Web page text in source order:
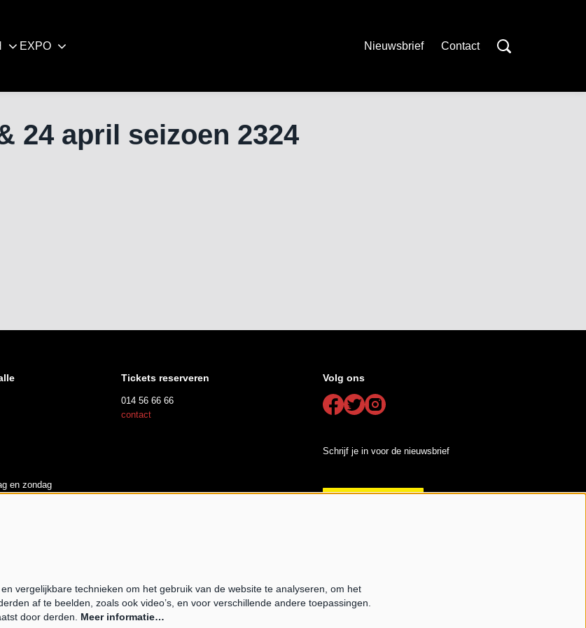
EXPO Nieuwsbrief Contact
24 april seizoen 2324
en zondag
Tickets reserveren
014 56 66 66
contact
Volg ons
Schrijf je in voor de nieuwsbrief
CultureSuite
vergelijkbare technieken om het gebruik van de website te analyseren, om het
af te beelden, zoals ook video’s, en voor verschillende andere toepassingen.
door derden. Meer informatie…